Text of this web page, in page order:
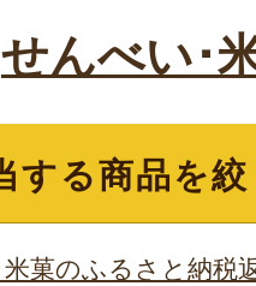
せんべい･
する商品を
菓のふるさと納税